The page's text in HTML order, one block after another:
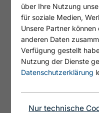
über Ihre Nutzung
für soziale Medien,
Unsere Partner
anderen Daten
Verfügung gestellt
Nutzung der Dienste
Datenschutzerklärung
Nur technische